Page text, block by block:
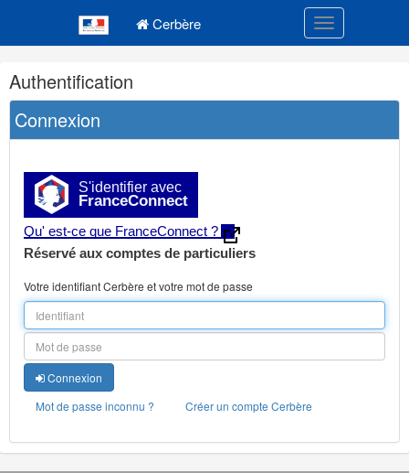
Cerbère Toggle
Navigation
et
outils
annexes
Authentification
Connexion
S'identifier avec
FranceConnect
Qu' est-ce que FranceConnect ?
Réservé aux comptes de particuliers
Votre identifiant Cerbère et votre mot de passe
Connexion
Mot de passe inconnu ?
Créer un compte Cerbère